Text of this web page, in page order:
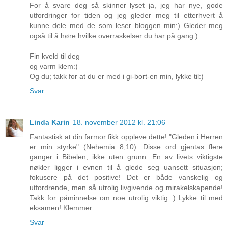
For å svare deg så skinner lyset ja, jeg har nye, gode
utfordringer for tiden og jeg gleder meg til etterhvert å
kunne dele med de som leser bloggen min:) Gleder meg
også til å høre hvilke overraskelser du har på gang:)
Fin kveld til deg
og varm klem:)
Og du; takk for at du er med i gi-bort-en min, lykke til:)
Svar
Linda Karin 18. november 2012 kl. 21:06
Fantastisk at din farmor fikk oppleve dette! "Gleden i Herren
er min styrke" (Nehemia 8,10). Disse ord gjentas flere
ganger i Bibelen, ikke uten grunn. En av livets viktigste
nøkler ligger i evnen til å glede seg uansett situasjon;
fokusere på det positive! Det er både vanskelig og
utfordrende, men så utrolig livgivende og mirakelskapende!
Takk for påminnelse om noe utrolig viktig :) Lykke til med
eksamen! Klemmer
Svar